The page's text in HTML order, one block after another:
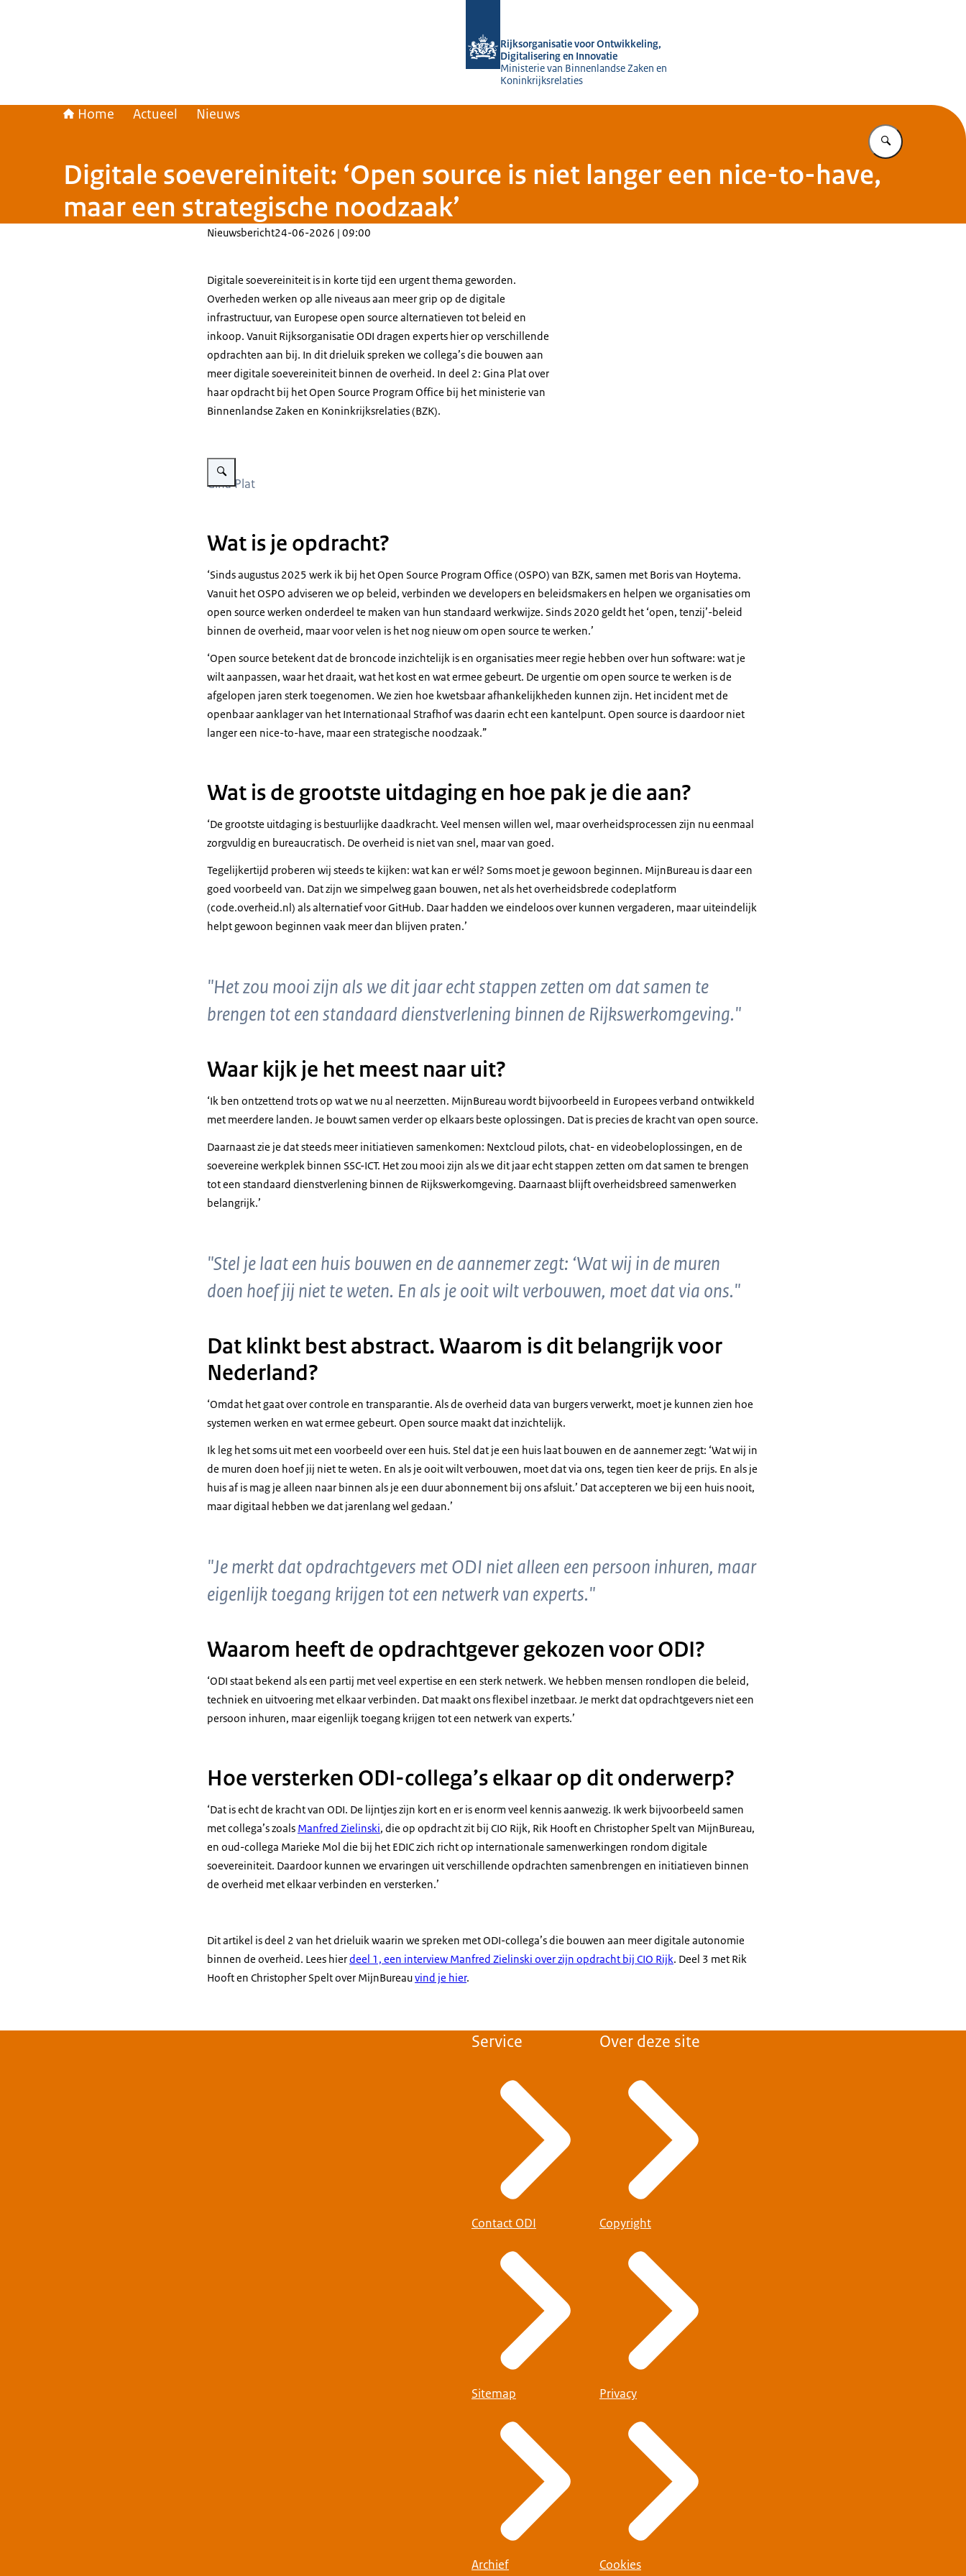
Rijksorganisatie voor Ontwikkeling,
Digitalisering en Innovatie
Ministerie van Binnenlandse Zaken en
Koninkrijksrelaties
Home Actueel Nieuws
Vul in wat u
Digitale soevereiniteit: ‘Open source is niet langer een nice-to-have,
maar een strategische noodzaak’
Nieuwsbericht24-06-2026 | 09:00
Digitale soevereiniteit is in korte tijd een urgent thema geworden.
Overheden werken op alle niveaus aan meer grip op de digitale
infrastructuur, van Europese open source alternatieven tot beleid en
inkoop. Vanuit Rijksorganisatie ODI dragen experts hier op verschillende
opdrachten aan bij. In dit drieluik spreken we collega’s die bouwen aan
meer digitale soevereiniteit binnen de overheid. In deel 2: Gina Plat over
haar opdracht bij het Open Source Program Office bij het ministerie van
Binnenlandse Zaken en Koninkrijksrelaties (BZK).
Vergroot afbeelding Gina Plat
Gina Plat
Wat is je opdracht?
‘Sinds augustus 2025 werk ik bij het Open Source Program Office (OSPO) van BZK, samen met Boris van Hoytema.
Vanuit het OSPO adviseren we op beleid, verbinden we developers en beleidsmakers en helpen we organisaties om
open source werken onderdeel te maken van hun standaard werkwijze. Sinds 2020 geldt het ‘open, tenzij’-beleid
binnen de overheid, maar voor velen is het nog nieuw om open source te werken.’
‘Open source betekent dat de broncode inzichtelijk is en organisaties meer regie hebben over hun software: wat je
wilt aanpassen, waar het draait, wat het kost en wat ermee gebeurt. De urgentie om open source te werken is de
afgelopen jaren sterk toegenomen. We zien hoe kwetsbaar afhankelijkheden kunnen zijn. Het incident met de
openbaar aanklager van het Internationaal Strafhof was daarin echt een kantelpunt. Open source is daardoor niet
langer een nice-to-have, maar een strategische noodzaak.”
Wat is de grootste uitdaging en hoe pak je die aan?
‘De grootste uitdaging is bestuurlijke daadkracht. Veel mensen willen wel, maar overheidsprocessen zijn nu eenmaal
zorgvuldig en bureaucratisch. De overheid is niet van snel, maar van goed.
Tegelijkertijd proberen wij steeds te kijken: wat kan er wél? Soms moet je gewoon beginnen. MijnBureau is daar een
goed voorbeeld van. Dat zijn we simpelweg gaan bouwen, net als het overheidsbrede codeplatform
(code.overheid.nl) als alternatief voor GitHub. Daar hadden we eindeloos over kunnen vergaderen, maar uiteindelijk
helpt gewoon beginnen vaak meer dan blijven praten.’
"Het zou mooi zijn als we dit jaar echt stappen zetten om dat samen te
brengen tot een standaard dienstverlening binnen de Rijkswerkomgeving."
Waar kijk je het meest naar uit?
‘Ik ben ontzettend trots op wat we nu al neerzetten. MijnBureau wordt bijvoorbeeld in Europees verband ontwikkeld
met meerdere landen. Je bouwt samen verder op elkaars beste oplossingen. Dat is precies de kracht van open source.
Daarnaast zie je dat steeds meer initiatieven samenkomen: Nextcloud pilots, chat- en videobeloplossingen, en de
soevereine werkplek binnen SSC-ICT. Het zou mooi zijn als we dit jaar echt stappen zetten om dat samen te brengen
tot een standaard dienstverlening binnen de Rijkswerkomgeving. Daarnaast blijft overheidsbreed samenwerken
belangrijk.’
"Stel je laat een huis bouwen en de aannemer zegt: ‘Wat wij in de muren
doen hoef jij niet te weten. En als je ooit wilt verbouwen, moet dat via ons."
Dat klinkt best abstract. Waarom is dit belangrijk voor
Nederland?
‘Omdat het gaat over controle en transparantie. Als de overheid data van burgers verwerkt, moet je kunnen zien hoe
systemen werken en wat ermee gebeurt. Open source maakt dat inzichtelijk.
Ik leg het soms uit met een voorbeeld over een huis. Stel dat je een huis laat bouwen en de aannemer zegt: ‘Wat wij in
de muren doen hoef jij niet te weten. En als je ooit wilt verbouwen, moet dat via ons, tegen tien keer de prijs. En als je
huis af is mag je alleen naar binnen als je een duur abonnement bij ons afsluit.’ Dat accepteren we bij een huis nooit,
maar digitaal hebben we dat jarenlang wel gedaan.’
"Je merkt dat opdrachtgevers met ODI niet alleen een persoon inhuren, maar
eigenlijk toegang krijgen tot een netwerk van experts."
Waarom heeft de opdrachtgever gekozen voor ODI?
‘ODI staat bekend als een partij met veel expertise en een sterk netwerk. We hebben mensen rondlopen die beleid,
techniek en uitvoering met elkaar verbinden. Dat maakt ons flexibel inzetbaar. Je merkt dat opdrachtgevers niet een
persoon inhuren, maar eigenlijk toegang krijgen tot een netwerk van experts.’
Hoe versterken ODI-collega’s elkaar op dit onderwerp?
‘Dat is echt de kracht van ODI. De lijntjes zijn kort en er is enorm veel kennis aanwezig. Ik werk bijvoorbeeld samen
met collega’s zoals Manfred Zielinski, die op opdracht zit bij CIO Rijk, Rik Hooft en Christopher Spelt van MijnBureau,
en oud-collega Marieke Mol die bij het EDIC zich richt op internationale samenwerkingen rondom digitale
soevereiniteit. Daardoor kunnen we ervaringen uit verschillende opdrachten samenbrengen en initiatieven binnen
de overheid met elkaar verbinden en versterken.’
Dit artikel is deel 2 van het drieluik waarin we spreken met ODI-collega’s die bouwen aan meer digitale autonomie
binnen de overheid. Lees hierdeel 1, een interview Manfred Zielinski over zijn opdracht bij CIO Rijk. Deel 3 met Rik
Hooft en Christopher Spelt over MijnBureauvind je hier.
Service
Contact ODI
Sitemap
Archief
Over deze site
Copyright
Privacy
Cookies